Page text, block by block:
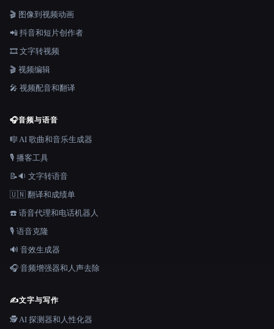
🎬 图像到视频动画
📲 抖音和短片创作者
🎞️ 文字转视频
🎬 视频编辑
🎤 视频配音和翻译
🎧音频与语音
🎼 AI 歌曲和音乐生成器
🎙️ 播客工具
📝🔉 文字转语音
🇺🇳 翻译和成绩单
☎️ 语音代理和电话机器人
🎙️ 语音克隆
🔊 音效生成器
🎧 音频增强器和人声去除
✍️文字与写作
🕵️ AI 探测器和人性化器